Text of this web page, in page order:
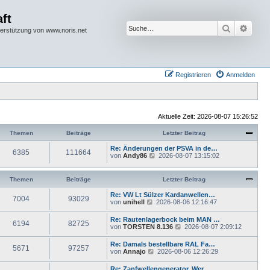
von www.noris.net Suche
Anmelden
Registrieren
Aktuelle Zeit: 2026-08-07 15:26:52
Themen Beiträge Letzter Beitrag
6385 111664
Re: Änderungen der PSVA in de…
von Andy86
N
u
e
r
B
e
i
r
a
g
2026-08-07 13:15:02
Themen Beiträge Letzter Beitrag
7004 93029
Re: VW Lt Sülzer Kardanwellen…
von unihell
N
e
s
t
e
r
e
2026-08-06 12:16:47
6194 82725
Re: Rautenlagerbock beim MAN …
von TORSTEN 8.136
N
u
e
s
t
2026-08-07 2:09:12
5671 97257
Re: Damals bestellbare RAL Fa…
von Annajo
N2026-08-06 12:26:29
Re: Zapfwellengenerator. Wer …